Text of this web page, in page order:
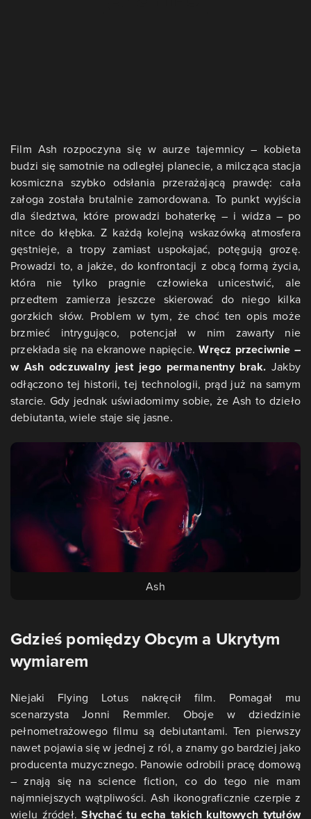
Film Ash rozpoczyna się w aurze tajemnicy – kobieta
budzi się samotnie na odległej planecie, a milcząca stacja
kosmiczna szybko odsłania przerażającą prawdę: cała
załoga została brutalnie zamordowana. To punkt wyjścia
dla śledztwa, które prowadzi bohaterkę – i widza – po
nitce do kłębka. Z każdą kolejną wskazówką atmosfera
gęstnieje, a tropy zamiast uspokajać, potęgują grozę.
Prowadzi to, a jakże, do konfrontacji z obcą formą życia,
która nie tylko pragnie człowieka unicestwić, ale
przedtem zamierza jeszcze skierować do niego kilka
gorzkich słów. Problem w tym, że choć ten opis może
brzmieć intrygująco, potencjał w nim zawarty nie
przekłada się na ekranowe napięcie.Wręcz przeciwnie –
w Ash odczuwalny jest jego permanentny brak. Jakby
odłączono tej historii, tej technologii, prąd już na samym
starcie. Gdy jednak uświadomimy sobie, że Ash to dzieło
debiutanta, wiele staje się jasne.
Ash
Gdzieś pomiędzy Obcym a Ukrytym
wymiarem
Niejaki Flying Lotus nakręcił film. Pomagał mu
scenarzysta Jonni Remmler. Oboje w dziedzinie
pełnometrażowego filmu są debiutantami. Ten pierwszy
nawet pojawia się w jednej z ról, a znamy go bardziej jako
producenta muzycznego. Panowie odrobili pracę domową
– znają się na science fiction, co do tego nie mam
najmniejszych wątpliwości. Ash ikonograficznie czerpie z
wielu źródeł.Słychać tu echa takich kultowych tytułów